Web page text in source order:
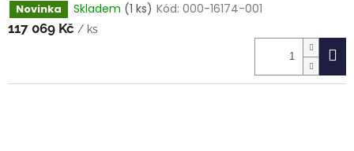
Novinka Skladem (1 ks) Kód: 000-16174-001
117 069 Kč / ks